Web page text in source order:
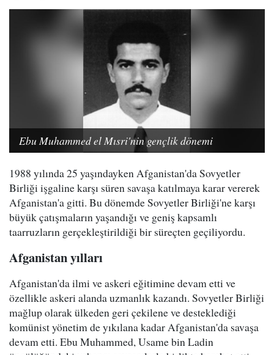
Ebu Muhammed el Mısri'nin gençlik dönemi
1988 yılında 25 yaşındayken Afganistan'da Sovyetler
Birliği işgaline karşı süren savaşa katılmaya karar vererek
Afganistan'a gitti. Bu dönemde Sovyetler Birliği'ne karşı
büyük çatışmaların yaşandığı ve geniş kapsamlı
taarruzların gerçekleştirildiği bir süreçten geçiliyordu.
Afganistan yılları
Afganistan'da ilmi ve askeri eğitimine devam etti ve
özellikle askeri alanda uzmanlık kazandı. Sovyetler Birliği
mağlup olarak ülkeden geri çekilene ve desteklediği
komünist yönetim de yıkılana kadar Afganistan'da savaşa
devam etti. Ebu Muhammed, Usame bin Ladin